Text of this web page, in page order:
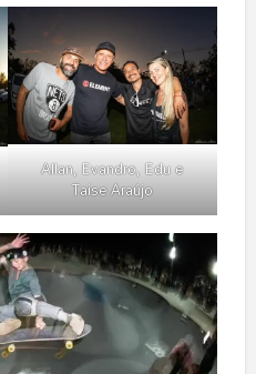
Allan, Evandro, Edu e
Taise Araújo